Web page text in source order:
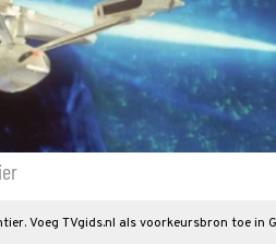
Voeg TVgids.nl als voorkeursbron toe in